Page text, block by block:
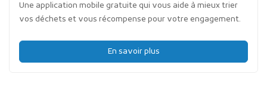
Une application mobile gratuite qui vous aide à mieux trier
vos déchets et vous récompense pour votre engagement.
En savoir plus